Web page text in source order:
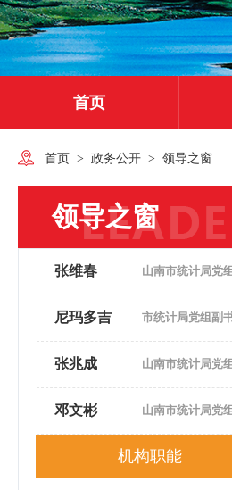
首页
首页 > 政务公开 > 领导之窗
领导之窗
张维春
尼玛多吉
张兆成
邓文彬
机构职能